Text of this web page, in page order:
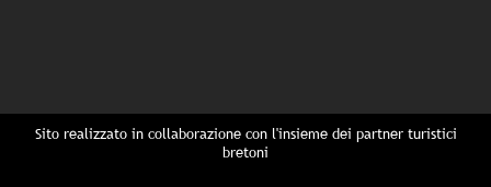
Sito realizzato in collaborazione con l'insieme dei partner turistici
bretoni